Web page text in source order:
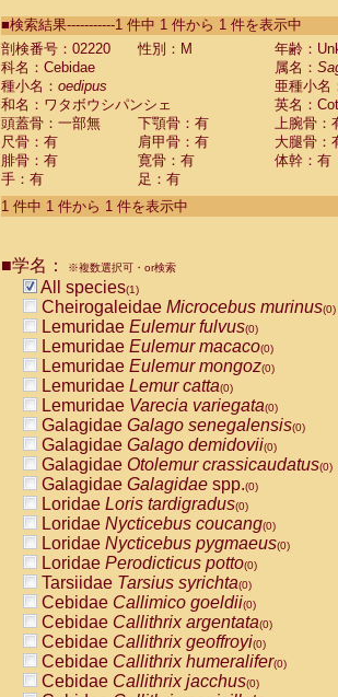
CebidaeSaguinus labiatus(0)
Cebidae Saguinus leucopus (0)
Cebidae
Cebidae
CebidaeSaguinus nigricollis (0)
Cebidae Saguinus oedipus
Cebidae Saguinus weddelli
Cebidae Saguinusspp.
Cebidae Aotus trivirgatus
Cebidae Cebus albifrons
CebidaeCebus nigrivittatus
CebidaeCebus
CebidaeSaimiri boliviensis(0)
CebidaeSaimiri sciureus(0)
AtelidaeAlouatta caraya(0)
AtelidaeAlouatta fusca(0)
AtelidaeAlouatta seniculus
AtelidaeAlouattaspp.(0)
AtelidaeAteles belzebuth(0)
AtelidaeAteles geoffroyi(0)
AtelidaeAteles paniscus(0)
AtelidaeAtelesspp.(0)
Atelidae Lagothrix lagothricha
AtelidaeLagothrix lagothricha cana
PitheciidaeCacajao calvus
PitheciidaeCallicebus cupreus
PitheciidaeCallicebus donacophilus
PitheciidaeCallicebus moloch
PitheciidaeCallicebus torquatus
PitheciidaeCallicebusspp.(0)
PitheciidaeChiropotes satanas(0)
PitheciidaePithecia monachus
■検索結果-----------1 件中 1 件から 1 件を表示中
剖検番号：02220
性別：M
年齢：
科名：Cebidae
属名：
種小名： oedipus
亜種小名
和名：ワタボウシパンシェ
英名：
頭蓋骨：一部無
下顎骨：有
上腕骨：
尺骨：有
肩甲骨：有
大腿骨：
腓骨：有
寛骨：有
体幹：有
手：有
足：有
1 件中 1 件から 1 件を表示中
■学名： ※複数選択可・or検索
All species(1)
Cheirogaleidae Microcebus murinus(0)
Lemuridae Eulemur fulvus(0)
Lemuridae Eulemur macaco(0)
Lemuridae Eulemur mongoz(0)
Lemuridae Lemur catta(0)
Lemuridae Varecia variegata(0)
Galagidae Galago senegalensis(0)
Galagidae Galago demidovii(0)
Galagidae Otolemur crassicaudatus(0)
Galagidae Galagidae spp.(0)
Loridae Loris tardigradus(0)
Loridae Nycticebus coucang(0)
Loridae Nycticebus pygmaeus(0)
Loridae Perodicticus potto(0)
Tarsiidae Tarsius syrichta(0)
Cebidae Callimico goeldii(0)
Cebidae Callithrix argentata(0)
Cebidae Callithrix geoffroyi(0)
Cebidae Callithrix humeralifer(0)
Cebidae Callithrix jacchus(0)